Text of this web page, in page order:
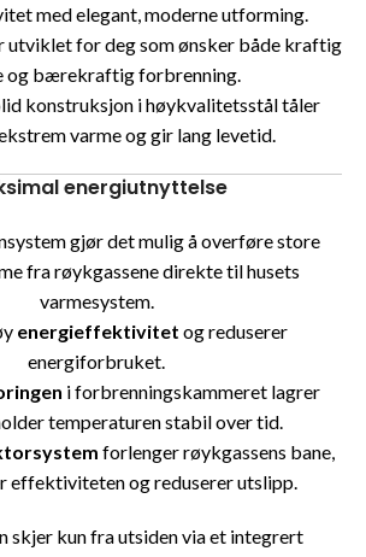
med elegant, moderne utforming.
utviklet for deg som ønsker både kraftig
og bærekraftig forbrenning.
konstruksjon i høykvalitetsstål tåler
varme og gir lang levetid.
energiutnyttelse
gjør det mulig å overføre store
fra røykgassene direkte til husets
varmesystem.
energieffektivitet og reduserer
energiforbruket.
i forbrenningskammeret lagrer
temperaturen stabil over tid.
forlenger røykgassens bane,
effektiviteten og reduserer utslipp.
skjer kun fra utsiden via et integrert